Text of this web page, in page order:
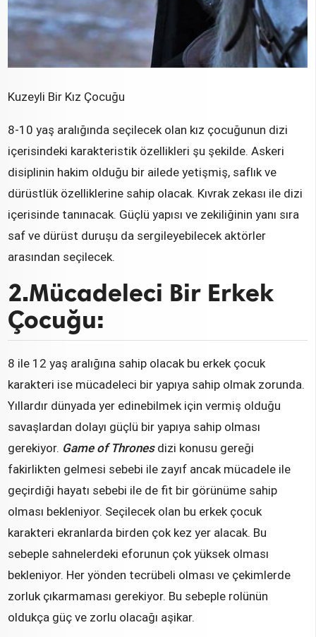
Kuzeyli Bir Kız Çocuğu
8-10 yaş aralığında seçilecek olan kız çocuğunun dizi
içerisindeki karakteristik özellikleri şu şekilde. Askeri
disiplinin hakim olduğu bir ailede yetişmiş, saflık ve
dürüstlük özelliklerine sahip olacak. Kıvrak zekası ile dizi
içerisinde tanınacak. Güçlü yapısı ve zekiliğinin yanı sıra
saf ve dürüst duruşu da sergileyebilecek aktörler
arasından seçilecek.
2.Mücadeleci Bir Erkek
Çocuğu:
8 ile 12 yaş aralığına sahip olacak bu erkek çocuk
karakteri ise mücadeleci bir yapıya sahip olmak zorunda.
Yıllardır dünyada yer edinebilmek için vermiş olduğu
savaşlardan dolayı güçlü bir yapıya sahip olması
gerekiyor. Game of Thronesdizi konusu gereği
fakirlikten gelmesi sebebi ile zayıf ancak mücadele ile
geçirdiği hayatı sebebi ile de fit bir görünüme sahip
olması bekleniyor. Seçilecek olan bu erkek çocuk
karakteri ekranlarda birden çok kez yer alacak. Bu
sebeple sahnelerdeki eforunun çok yüksek olması
bekleniyor. Her yönden tecrübeli olması ve çekimlerde
zorluk çıkarmaması gerekiyor. Bu sebeple rolünün
oldukça güç ve zorlu olacağı aşikar.